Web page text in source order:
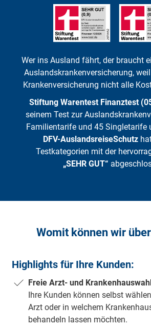
Wer ins Ausland fährt, der braucht
Auslands­kranken­versicherung,
Krankenversicherung nicht alle
Stiftung Warentest Finanztest
seinem Test zur
Familientarife und 45 Singletarife
DFV-AuslandsreiseSchutz
Testkategorien mit der
„SEHR GUT“
Womit können wir
Highlights für Ihre Kunden:
Freie Arzt- und
Ihre Kunden können selbst
Arzt oder in welchem
behandeln lassen möchten.